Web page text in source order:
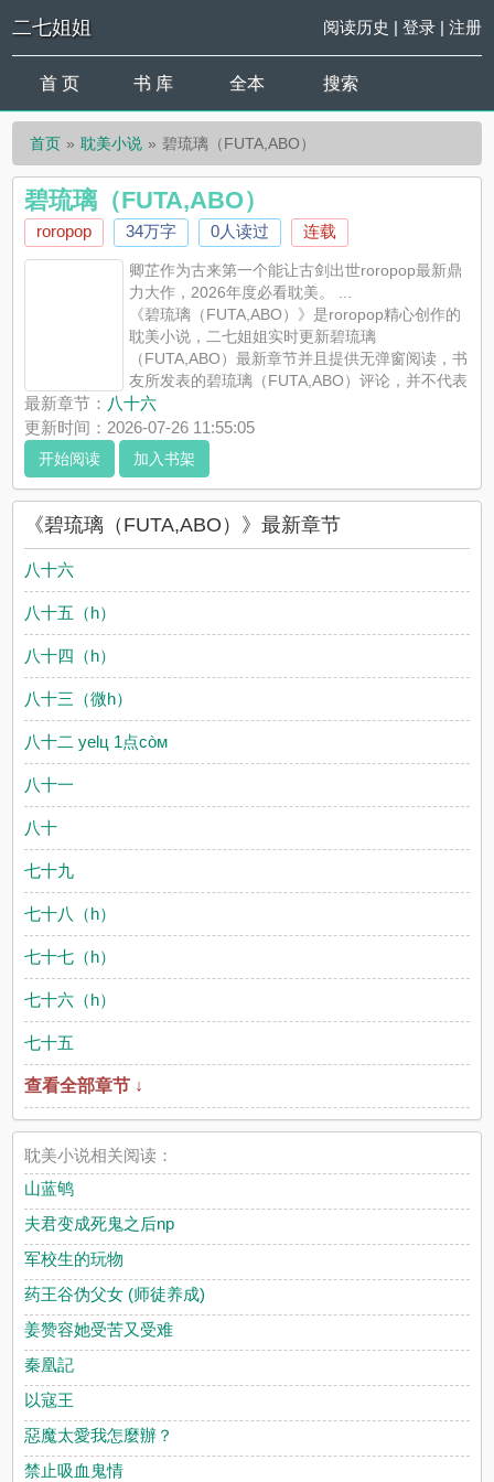
二七姐姐 阅读历史 | 登录| 注册
首 页 书 库 全本 搜索
首页 耽美小说 碧琉璃（FUTA,ABO）
碧琉璃（FUTA,ABO）
roropop 34万字 0人读过 连载
卿芷作为古来第一个能让古剑出世roropop最新鼎
力大作，2026年度必看耽美。 ...
《碧琉璃（FUTA,ABO）》是roropop精心创作的
耽美小说，二七姐姐实时更新碧琉璃
（FUTA,ABO）最新章节并且提供无弹窗阅读，书
友所发表的碧琉璃（FUTA,ABO）评论，并不代表
二七姐姐赞同或者支持碧琉璃（FUTA,ABO）读者的观点。
最新章节： 八十六
更新时间：2026-07-26 11:55:05
开始阅读 加入书架
《碧琉璃（FUTA,ABO）》最新章节
八十六
八十五（h）
八十四（h）
八十三（微h）
八十二 уelц 1点còм
八十一
八十
七十九
七十八（h）
七十七（h）
七十六（h）
七十五
查看全部章节 ↓
耽美小说相关阅读：
山蓝鸲
夫君变成死鬼之后np
军校生的玩物
药王谷伪父女 (师徒养成)
姜赞容她受苦又受难
秦凰記
以寇王
惡魔太愛我怎麼辦？
禁止吸血鬼情